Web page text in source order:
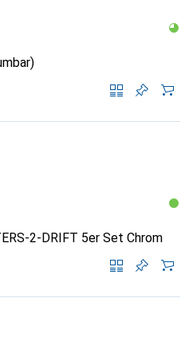
2-DRIFT 5er Set Chrom